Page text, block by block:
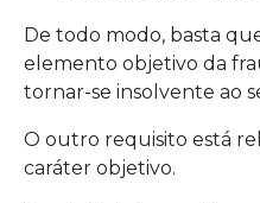
De todo modo, basta
elemento objetivo da
tornar-se insolvente ao
O outro requisito está
caráter objetivo.